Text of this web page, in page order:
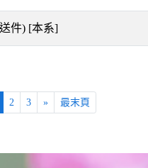
件) [本系]
2 3 » 最末頁